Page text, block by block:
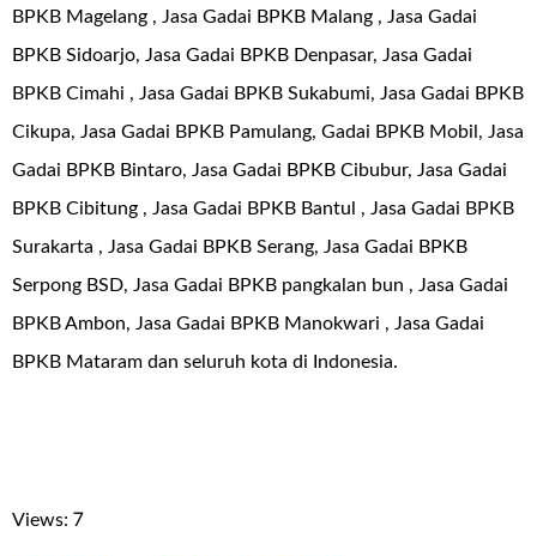
BPKB Magelang , Jasa Gadai BPKB Malang , Jasa Gadai
BPKB Sidoarjo, Jasa Gadai BPKB Denpasar, Jasa Gadai
BPKB Cimahi , Jasa Gadai BPKB Sukabumi, Jasa Gadai BPKB
Cikupa, Jasa Gadai BPKB Pamulang, Gadai BPKB Mobil, Jasa
Gadai BPKB Bintaro, Jasa Gadai BPKB Cibubur, Jasa Gadai
BPKB Cibitung , Jasa Gadai BPKB Bantul , Jasa Gadai BPKB
Surakarta , Jasa Gadai BPKB Serang, Jasa Gadai BPKB
Serpong BSD, Jasa Gadai BPKB pangkalan bun , Jasa Gadai
BPKB Ambon, Jasa Gadai BPKB Manokwari , Jasa Gadai
BPKB Mataram dan seluruh kota di Indonesia.
Views: 7